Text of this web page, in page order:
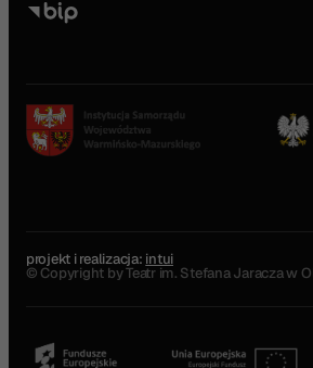
projekt i realizacja: intui
© Copyright by Teatr im. Stefana Jaracza w